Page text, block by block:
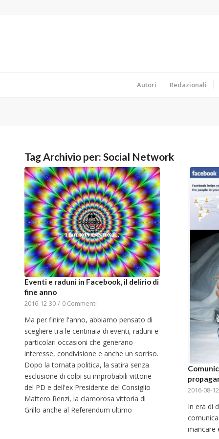
Autori Redazionali
Tag Archivio per: Social Network
Eventi e raduni in Facebook, il delirio di
fine anno
2016-12-30 / 0 Commenti
Ma per finire l'anno, abbiamo pensato di
scegliere tra le centinaia di eventi, raduni e
particolari occasioni che generano
interesse, condivisione e anche un sorriso.
Dopo la tornata politica, la satira senza
esclusione di colpi su improbabili vittorie
del PD e dell'ex Presidente del Consiglio
Mattero Renzi, la clamorosa vittoria di
Grillo anche al Referendum ultimo
2016-08-12
In era di
mancare